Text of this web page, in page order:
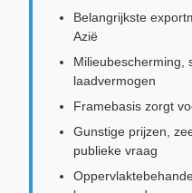
Belangrijkste
Azië
Milieubescherming,
laadvermogen
Framebasis zorgt
Gunstige prijzen,
publieke vraag